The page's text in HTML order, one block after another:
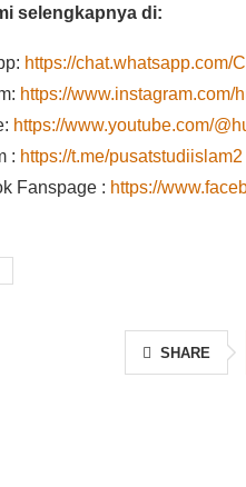
selengkapnya di:
https://chat.whatsapp.com/
https://www.instagram.com/
https://www.youtube.com/
: https://t.me/pusatstudiislam2
Fanspage : https://
SHARE